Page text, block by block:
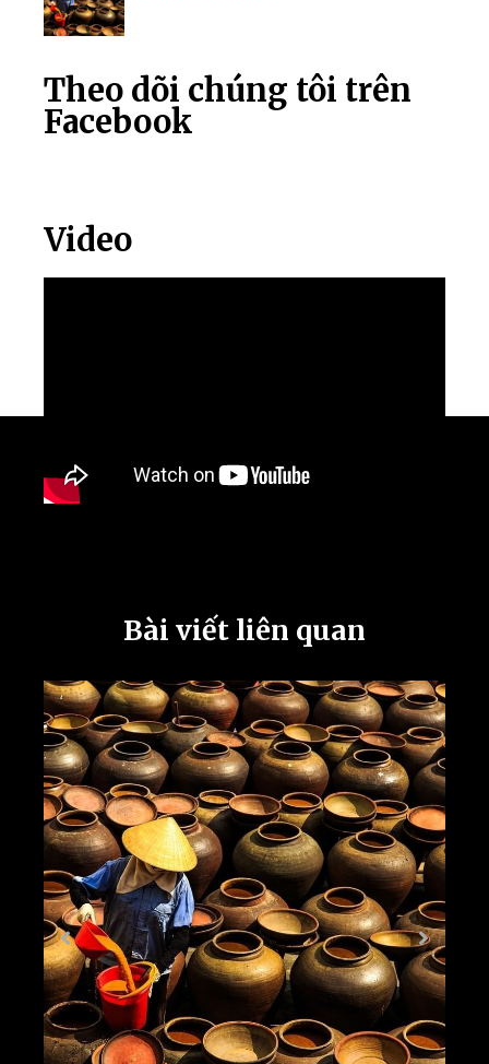
Theo dõi chúng tôi trên
Facebook
Video
Bài viết liên quan